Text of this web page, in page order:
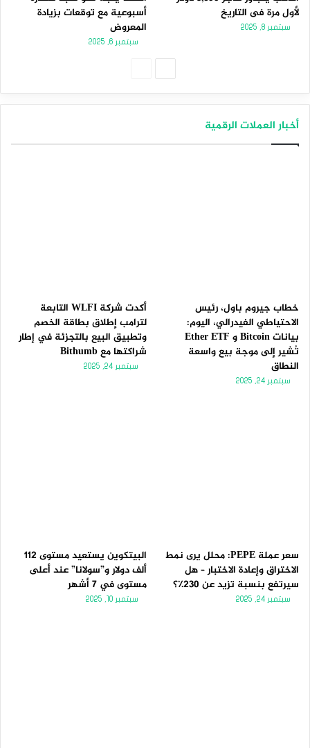
لأول مرة فى التاريخ
سبتمبر 8, 2025
أسبوعية مع توقعات بزيادة
المعروض
سبتمبر 6, 2025
أخبار العملات الرقمية
خطاب جيروم باول، رئيس
الاحتياطي الفيدرالي، اليوم:
بيانات Bitcoin و Ether ETF
تُشير إلى موجة بيع واسعة
النطاق
سبتمبر 24, 2025
أكدت شركة WLFI التابعة
لترامب إطلاق بطاقة الخصم
وتطبيق البيع بالتجزئة في إطار
شراكتها مع Bithumb
سبتمبر 24, 2025
سعر عملة PEPE: محلل يرى نمط
الاختراق وإعادة الاختبار – هل
سيرتفع بنسبة تزيد عن 230٪؟
سبتمبر 24, 2025
البيتكوين يستعيد مستوى 112
ألف دولار و”سولانا” عند أعلى
مستوى في 7 أشهر
سبتمبر 10, 2025